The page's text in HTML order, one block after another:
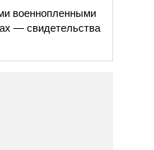
военнопленными
— свидетельства